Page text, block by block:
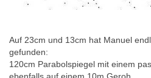
Auf 23cm und 13cm hat Manuel
gefunden:
120cm Parabolspiegel mit einem